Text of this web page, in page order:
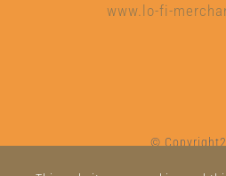
www.lo-fi-
©